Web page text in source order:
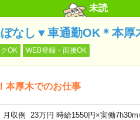
未読
なし▼車通勤OK＊本厚
OK WEB登録・面接OK
本厚木でのお仕事
収例 23万円 時給1550円×実働